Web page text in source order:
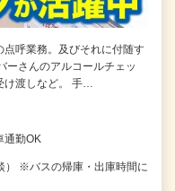
呼業務。及びそれに付随す
ーさんのアルコールチェッ
け渡しなど。 手…
勤OK
） ※バスの帰庫・出庫時間に